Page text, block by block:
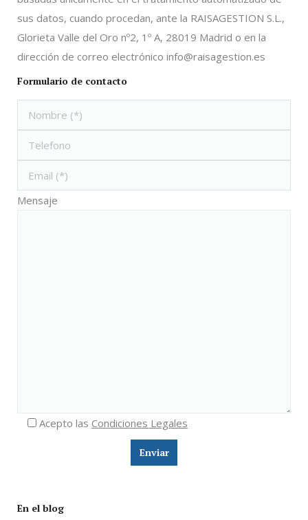
sus datos, cuando procedan, ante la RAISAGESTION S.L.,
Glorieta Valle del Oro nº2, 1º A, 28019 Madrid o en la
dirección de correo electrónico info@raisagestion.es
Formulario de contacto
Mensaje
Acepto las Condiciones Legales
En el blog